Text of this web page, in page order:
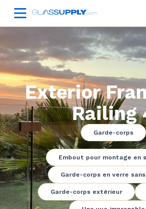
Exterior
Railing
Garde-corps
Embout pour montage en
Garde-corps en verre
Garde-corps extérieur